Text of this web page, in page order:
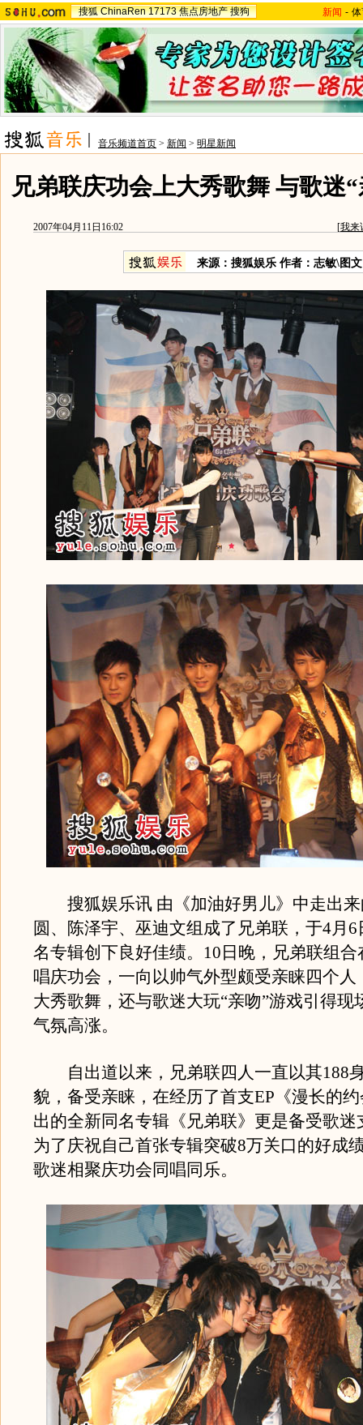
搜狐 ChinaRen 17173 焦点房地产 搜狗 新闻 -
音乐频道首页 > 新闻 > 明星新闻
兄弟联庆功会上大秀歌舞 与歌迷
2007年04月11日16:02 [我来
来源：搜狐娱乐 作者：志敏\图文
搜狐娱乐讯 由《加油好男儿》中走出来
圆、陈泽宇、巫迪文组成了兄弟联，于4月
名专辑创下良好佳绩。10日晚，兄弟联组
唱庆功会，一向以帅气外型颇受亲睐四个人
大秀歌舞，还与歌迷大玩“亲吻”游戏引得现
气氛高涨。
自出道以来，兄弟联四人一直以其188
貌，备受亲睐，在经历了首支EP《漫长的
出的全新同名专辑《兄弟联》更是备受歌迷
为了庆祝自己首张专辑突破8万关口的好成
歌迷相聚庆功会同唱同乐。